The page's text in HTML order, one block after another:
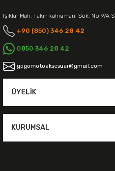
Işıklar Mah. Fakih kahramani Sok. No:9/A
+90 (850) 346 28 42
0850 346 28 42
gogomotoaksesuar@gmail.com
ÜYELIK
KURUMSAL